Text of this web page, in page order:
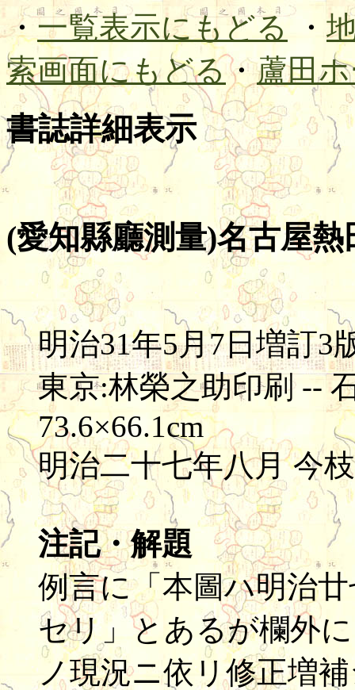
・一覧表示にもどる・
索画面にもどる・蘆田
書誌詳細表示
(愛知縣廳測量)名古屋
明治31年5月7日増訂3
東京:林榮之助印刷 --
73.6×66.1cm
明治二十七年八月 今
注記・解題
例言に「本圖ハ明治
セリ」とあるが欄外
ノ現況ニ依リ修正増